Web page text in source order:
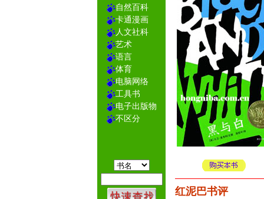
自然百科
卡通漫画
人文社科
艺术
语言
体育
电脑网络
工具书
电子出版物
不区分
红泥巴书评